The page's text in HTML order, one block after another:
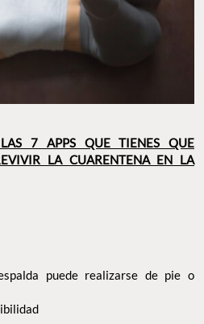
7 APPS QUE TIENES QUE
LA CUARENTENA EN LA
puede realizarse de pie o